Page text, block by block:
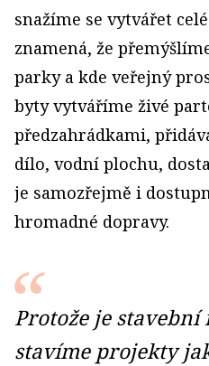
snažíme se vytvářet
znamená, že
parky a kde veřejný
byty vytváříme živé
předzahrádkami,
dílo, vodní plochu,
je samozřejmě i
hromadné dopravy.
Protože je
stavíme projekty